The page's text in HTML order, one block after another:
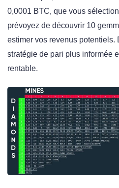
0,0001 BTC, que vous
prévoyez de découvrir 10
estimer vos revenus potentiels.
stratégie de pari plus informée
rentable.